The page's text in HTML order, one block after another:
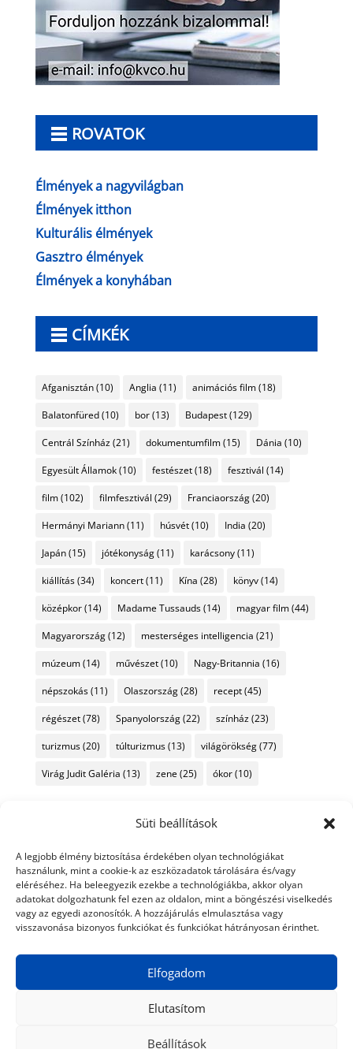
Süti beállítások
A legjobb élmény biztosítása érdekében olyan technológiákat
használunk, mint a cookie-k az eszközadatok tárolására és/vagy
eléréséhez. Ha beleegyezik ezekbe a technológiákba, akkor olyan
adatokat dolgozhatunk fel ezen az oldalon, mint a böngészési viselkedés
vagy az egyedi azonosítók. A hozzájárulás elmulasztása vagy
visszavonása bizonyos funkciókat és funkciókat hátrányosan érinthet.
Elfogadom
Elutasítom
Beállítások
ROVATOK
Élmények a nagyvilágban
Élmények itthon
Kulturális élmények
Gasztro élmények
Élmények a konyhában
CÍMKÉK
Afganisztán(10) Anglia (11) animációs film(18)
Balatonfüred(10) bor(13) Budapest(129)
Centrál Színház(21) dokumentumfilm(15) Dánia (10)
Egyesült Államok(10) festészet(18) fesztivál (14)
film(102) filmfesztivál (29) Franciaország(20)
Hermányi Mariann(11) húsvét(10) India (20)
Japán(15) jótékonyság(11) karácsony(11)
kiállítás(34) koncert(11) Kína (28) könyv(14)
középkor(14) Madame Tussauds(14) magyar film(44)
Magyarország(12) mesterséges intelligencia (21)
múzeum(14) művészet(10) Nagy-Britannia (16)
népszokás(11) Olaszország(28) recept(45)
régészet(78) Spanyolország(22) színház(23)
turizmus(20) túlturizmus(13) világörökség(77)
Virág Judit Galéria (13) zene (25) ókor(10)
© 2024 Tiéd a Világ Médiaajánlat